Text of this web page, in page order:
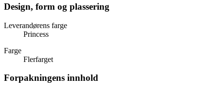
Design, form og plassering
Leverandørens farge
Princess
Farge
Flerfarget
Forpakningens innhold